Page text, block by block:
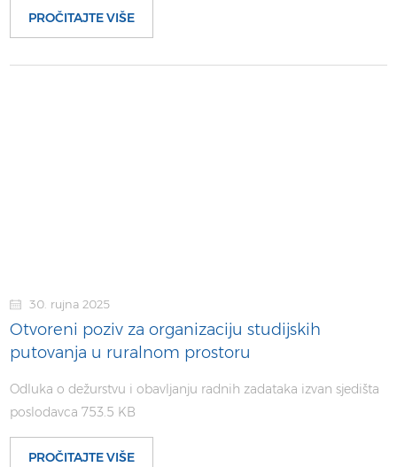
PROČITAJTE VIŠE
30. rujna 2025
Otvoreni poziv za organizaciju studijskih
putovanja u ruralnom prostoru
Odluka o dežurstvu i obavljanju radnih zadataka izvan sjedišta
poslodavca 753.5 KB
PROČITAJTE VIŠE